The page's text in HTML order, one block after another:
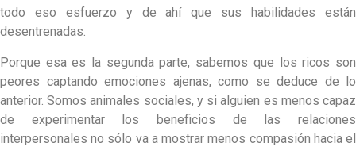
todo eso esfuerzo y de ahí que sus habilidades están
desentrenadas.
Porque esa es la segunda parte, sabemos que los ricos son
peores captando emociones ajenas, como se deduce de lo
anterior. Somos animales sociales, y si alguien es menos capaz
de experimentar los beneficios de las relaciones
interpersonales no sólo va a mostrar menos compasión hacia el